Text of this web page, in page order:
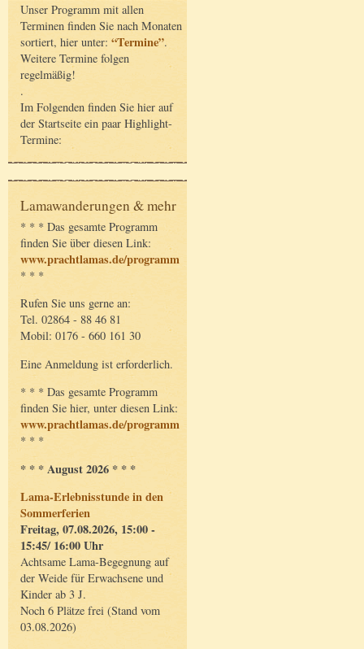
Unser Programm mit allen
Terminen finden Sie nach Monaten
sortiert, hier unter: “Termine”.
Weitere Termine folgen
regelmäßig!
.
Im Folgenden finden Sie hier auf
der Startseite ein paar Highlight-
Termine:
Lamawanderungen & mehr
* * * Das gesamte Programm
finden Sie über diesen Link:
www.prachtlamas.de/programm
* * *
Rufen Sie uns gerne an:
Tel. 02864 - 88 46 81
Mobil: 0176 - 660 161 30
Eine Anmeldung ist erforderlich.
* * * Das gesamte Programm
finden Sie hier, unter diesen Link:
www.prachtlamas.de/programm
* * *
* * * August 2026 * * *
Lama-Erlebnisstunde in den
Sommerferien
Freitag, 07.08.2026, 15:00 -
15:45/ 16:00 Uhr
Achtsame Lama-Begegnung auf
der Weide für Erwachsene und
Kinder ab 3 J.
Noch 6 Plätze frei (Stand vom
03.08.2026)